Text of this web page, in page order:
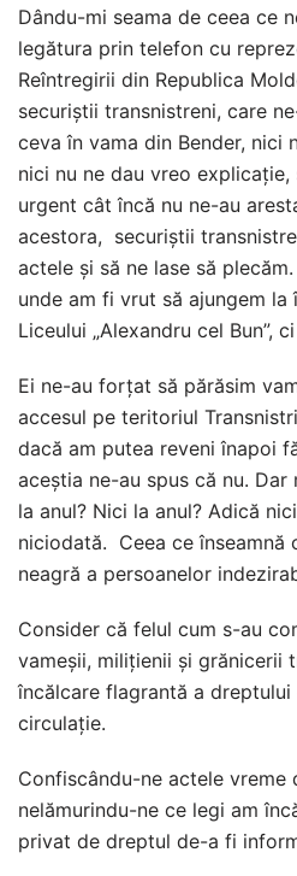
Dându-mi seama de ceea ce
legătura prin telefon cu
Reîntregirii din Republica
securiștii transnistreni, care
ceva în vama din Bender, nici
nici nu ne dau vreo
urgent cât încă nu ne-au
acestora, securiștii
actele și să ne lase să
unde am fi vrut să ajungem la
Liceului „Alexandru cel Bun”,
Ei ne-au forțat să părăsim
accesul pe teritoriul
dacă am putea reveni înapoi
aceștia ne-au spus că nu. Dar
la anul? Nici la anul? Adică
niciodată. Ceea ce înseamnă
neagră a persoanelor
Consider că felul cum s-au
vameșii, milițienii și grănicerii
încălcare flagrantă a dreptului
circulație.
Confiscându-ne actele vreme
nelămurindu-ne ce legi am
privat de dreptul de-a fi